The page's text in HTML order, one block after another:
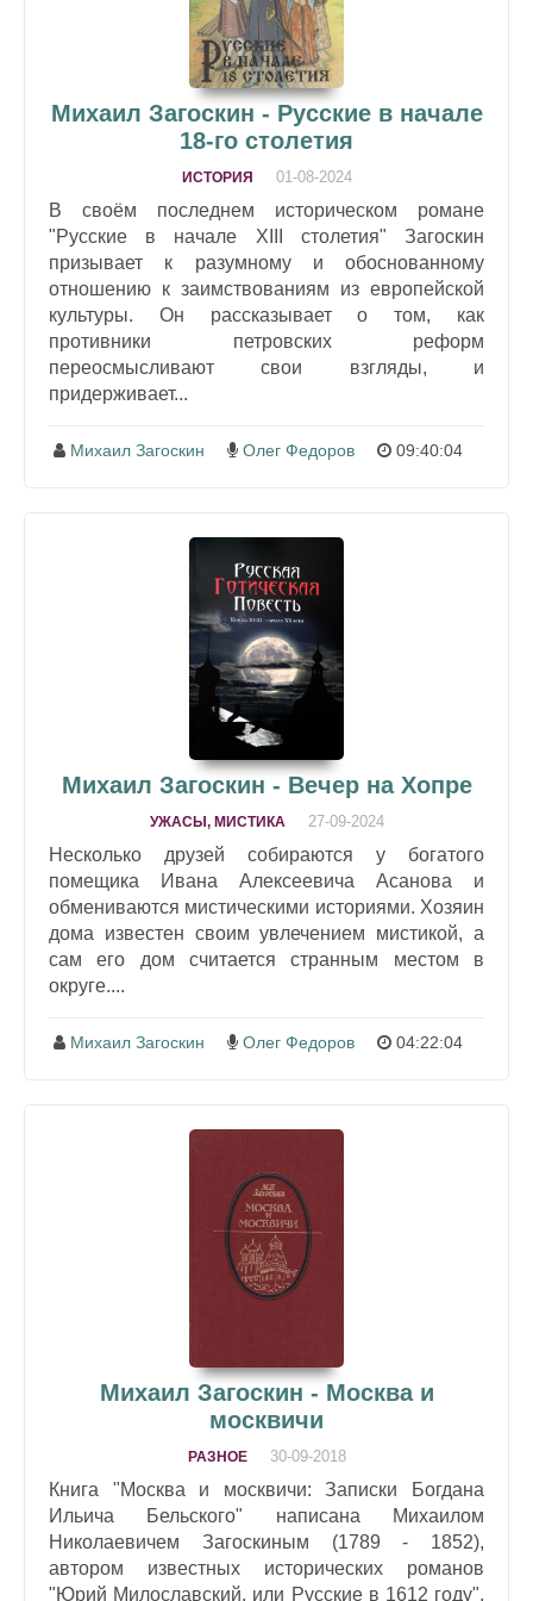
Михаил Загоскин - Русские в начале
18-го столетия
ИСТОРИЯ 01-08-2024
В своём последнем историческом романе
"Русские в начале XIII столетия" Загоскин
призывает к разумному и обоснованному
отношению к заимствованиям из европейской
культуры. Он рассказывает о том, как
противники петровских реформ
переосмысливают свои взгляды, и
придерживает...
Михаил Загоскин Олег Федоров 09:40:04
Михаил Загоскин - Вечер на Хопре
УЖАСЫ, МИСТИКА 27-09-2024
Несколько друзей собираются у богатого
помещика Ивана Алексеевича Асанова и
обмениваются мистическими историями. Хозяин
дома известен своим увлечением мистикой, а
сам его дом считается странным местом в
округе....
Михаил Загоскин Олег Федоров 04:22:04
Михаил Загоскин - Москва и
москвичи
РАЗНОЕ 30-09-2018
Книга "Москва и москвичи: Записки Богдана
Ильича Бельского" написана Михаилом
Николаевичем Загоскиным (1789 - 1852),
автором известных исторических романов
"Юрий Милославский, или Русские в 1612 году",